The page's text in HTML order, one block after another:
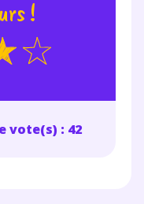
!
vote(s) : 42